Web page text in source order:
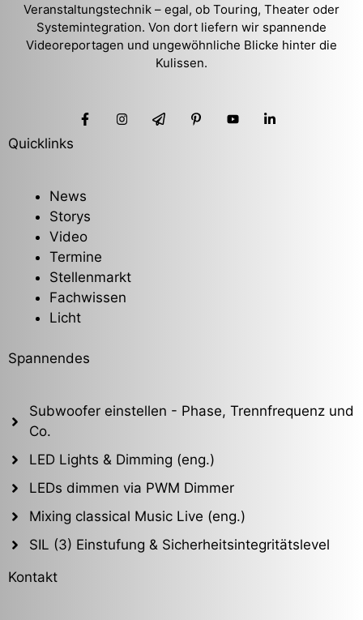
Veranstaltungstechnik – egal, ob Touring, Theater oder
Systemintegration. Von dort liefern wir spannende
Videoreportagen und ungewöhnliche Blicke hinter die
Kulissen.
Quicklinks
News
Storys
Video
Termine
Stellenmarkt
Fachwissen
Licht
Spannendes
Subwoofer einstellen - Phase, Trennfrequenz und
Co.
LED Lights & Dimming (eng.)
LEDs dimmen via PWM Dimmer
Mixing classical Music Live (eng.)
SIL (3) Einstufung & Sicherheitsintegritätslevel
Kontakt